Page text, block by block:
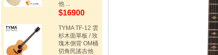
他 ...
$16900
TYMA TF-12 雲
杉木面單板 / 玫
瑰木側背 OM桶
切角民謠吉他